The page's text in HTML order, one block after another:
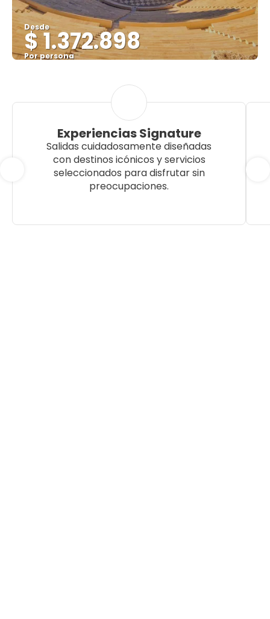
Desde
$ 1.372.898
Por persona
Experiencias Signature
Salidas cuidadosamente diseñadas
con destinos icónicos y servicios
seleccionados para disfrutar sin
preocupaciones.